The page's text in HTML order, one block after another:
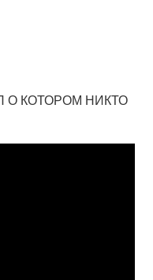
О КОТОРОМ НИКТО